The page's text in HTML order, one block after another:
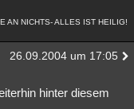
AN NICHTS- ALLES IST HEILIG!
26.09.2004 um 17:05
hinter diesem